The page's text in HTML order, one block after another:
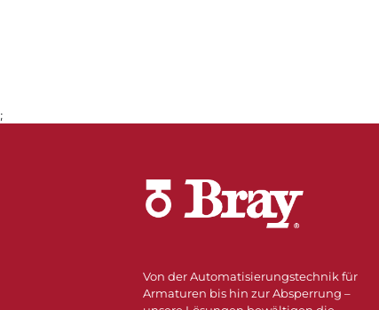
;
Von der Automatisierungstechnik für
Armaturen bis hin zur Absperrung –